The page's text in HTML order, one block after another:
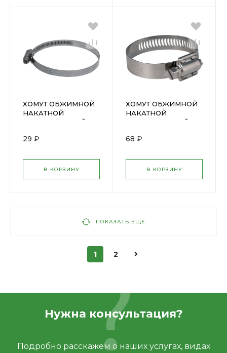
ХОМУТ ОБЖИМНОЙ
НАКАТНОЙ
НЕРЖАВЕЮЩИЙ
29 ₽
В КОРЗИНУ
ХОМУТ ОБЖИМНОЙ
НАКАТНОЙ
НЕРЖАВЕЮЩИЙ
68 ₽
В КОРЗИНУ
ПОКАЗАТЬ ЕЩЕ
1 2
Нужна консультация?
Подробно расскажем о наших услугах, видах